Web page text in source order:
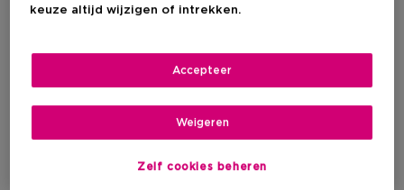
keuze altijd wijzigen of intrekken.
Zelf cookies beheren
Weigeren
Accepteer